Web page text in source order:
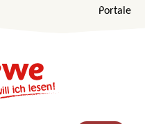
Portale